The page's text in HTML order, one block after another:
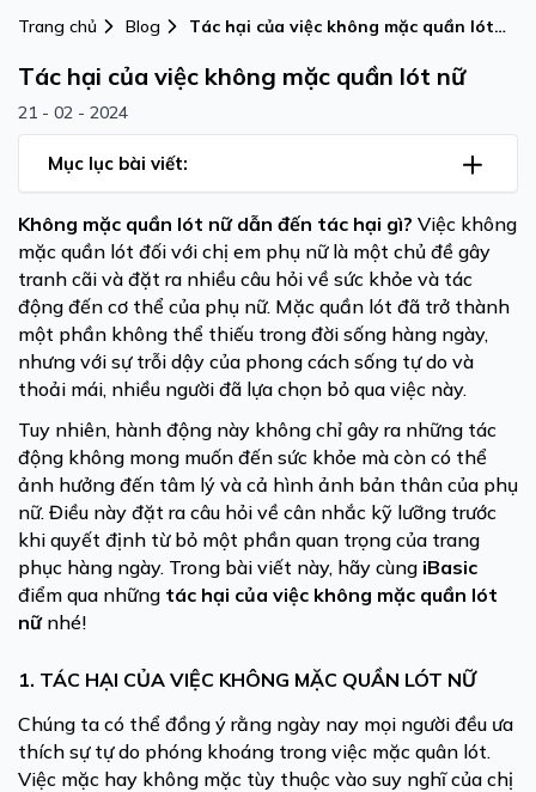
Trang chủ Blog
Tác hại của việc không mặc quần lót
Tác hại của việc không mặc quần lót nữ
21 - 02 - 2024
Mục lục bài viết:
Không mặc quần lót nữ dẫn đến tác hại gì? Việc không
mặc quần lót đối với chị em phụ nữ là một chủ đề gây
tranh cãi và đặt ra nhiều câu hỏi về sức khỏe và tác
động đến cơ thể của phụ nữ. Mặc quần lót đã trở thành
một phần không thể thiếu trong đời sống hàng ngày,
nhưng với sự trỗi dậy của phong cách sống tự do và
thoải mái, nhiều người đã lựa chọn bỏ qua việc này.
Tuy nhiên, hành động này không chỉ gây ra những tác
động không mong muốn đến sức khỏe mà còn có thể
ảnh hưởng đến tâm lý và cả hình ảnh bản thân của phụ
nữ. Điều này đặt ra câu hỏi về cân nhắc kỹ lưỡng trước
khi quyết định từ bỏ một phần quan trọng của trang
phục hàng ngày. Trong bài viết này, hãy cùng iBasic
điểm qua những tác hại của việc không mặc quần lót
nữ nhé!
1. TÁC HẠI CỦA VIỆC KHÔNG MẶC QUẦN LÓT NỮ
Chúng ta có thể đồng ý rằng ngày nay mọi người đều ưa
thích sự tự do phóng khoáng trong việc mặc quân lót.
Việc mặc hay không mặc tùy thuộc vào suy nghĩ của chị